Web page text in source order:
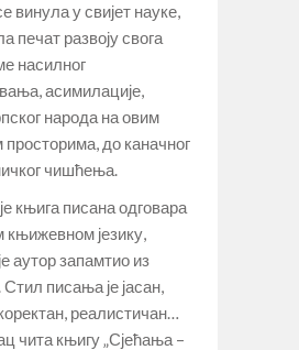
винула у свијет науке,
печат развоју свога
насилног
асимилације,
народа на овим
просторима, до каначног
чишћења.
књига писана одговара
језику,
је аутор запамтио из
писања је јасан,
реалистичан…
чита књигу „Сјећања –